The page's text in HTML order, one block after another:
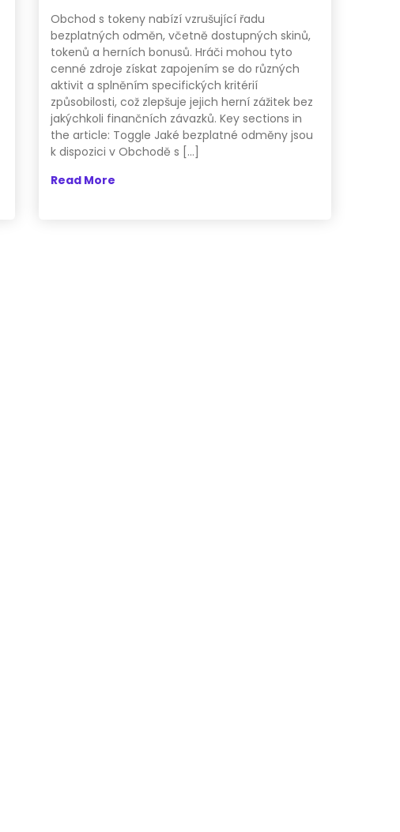
Obchod s tokeny nabízí vzrušující řadu
bezplatných odměn, včetně dostupných skinů,
tokenů a herních bonusů. Hráči mohou tyto
cenné zdroje získat zapojením se do různých
aktivit a splněním specifických kritérií
způsobilosti, což zlepšuje jejich herní zážitek bez
jakýchkoli finančních závazků. Key sections in
the article: Toggle Jaké bezplatné odměny jsou
k dispozici v Obchodě s […]
Read More